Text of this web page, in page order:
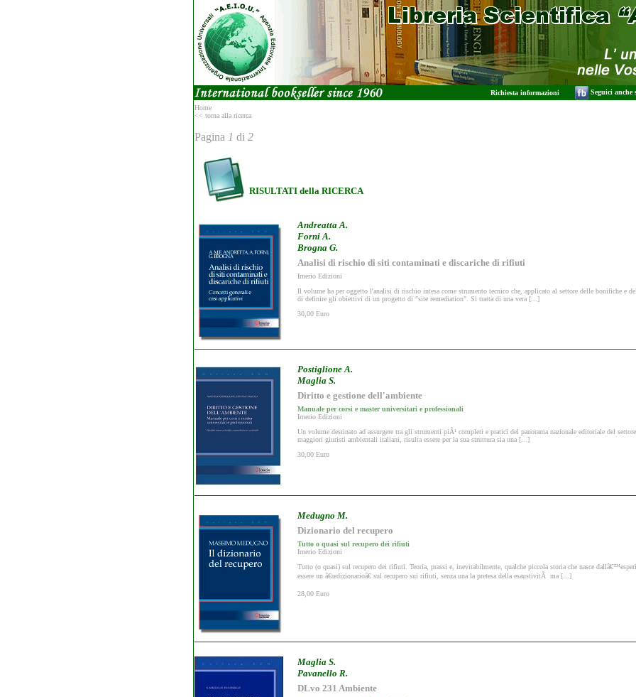
Richiesta informazioni Seguici anche
Home
<< torna alla ricerca
Pagina 1 di 2
RISULTATI della RICERCA
Andreatta A.
Forni A.
Brogna G.
Analisi di rischio di siti contaminati e discariche di rifiuti
Irnerio Edizioni
Il volume ha per oggetto l'analisi di rischio intesa come strumento tecnico che, applicato al settore delle bonifiche e
di definire gli obiettivi di un progetto di "site remediation". Si tratta di una vera [...]
30,00 Euro
Postiglione A.
Maglia S.
Diritto e gestione dell'ambiente
Manuale per corsi e master universitari e professionali
Irnerio Edizioni
Un volume destinato ad assurgere tra gli strumenti piÃ¹ completi e pratici del panorama nazionale editoriale del
maggiori giuristi ambientali italiani, risulta essere per la sua struttura sia una [...]
30,00 Euro
Medugno M.
Dizionario del recupero
Tutto o quasi sul recupero dei rifiuti
Irnerio Edizioni
Tutto (o quasi) sul recupero dei rifiuti. Teoria, prassi e, inevitabilmente, qualche piccola storia che nasce
essere un â€œdizionarioâ€ sul recupero sui rifiuti, senza una la pretesa della esaustivitÃ ma [...]
28,00 Euro
Maglia S.
Pavanello R.
DLvo 231 Ambiente